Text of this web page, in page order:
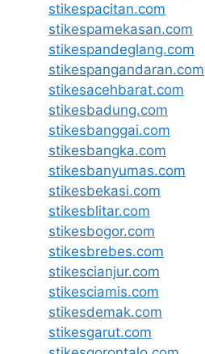
stikespacitan.com
stikespamekasan.com
stikespandeglang.com
stikespangandaran.com
stikesacehbarat.com
stikesbadung.com
stikesbanggai.com
stikesbangka.com
stikesbanyumas.com
stikesbekasi.com
stikesblitar.com
stikesbogor.com
stikesbrebes.com
stikescianjur.com
stikesciamis.com
stikesdemak.com
stikesgarut.com